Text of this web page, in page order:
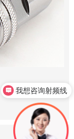
我想咨询射频线